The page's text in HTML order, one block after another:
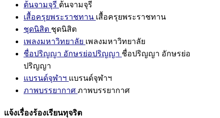
ต้นจามจุรี ต้นจามจุรี
เสื้อครุยพระราชทาน เสื้อครุยพระราชทาน
ชุดนิสิต ชุดนิสิต
เพลงมหาวิทยาลัย เพลงมหาวิทยาลัย
ชื่อปริญญา อักษรย่อปริญญา ชื่อปริญญา อักษรย่อ
ปริญญา
แบรนด์จุฬาฯ แบรนด์จุฬาฯ
ภาพบรรยากาศ ภาพบรรยากาศ
แจ้งเรื่องร้องเรียนทุจริต